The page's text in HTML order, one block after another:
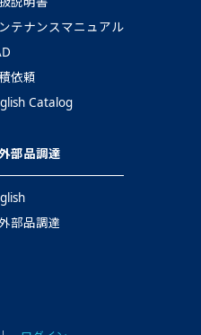
テナンスマニュアル
依頼
Catalog
部品調達
部品調達